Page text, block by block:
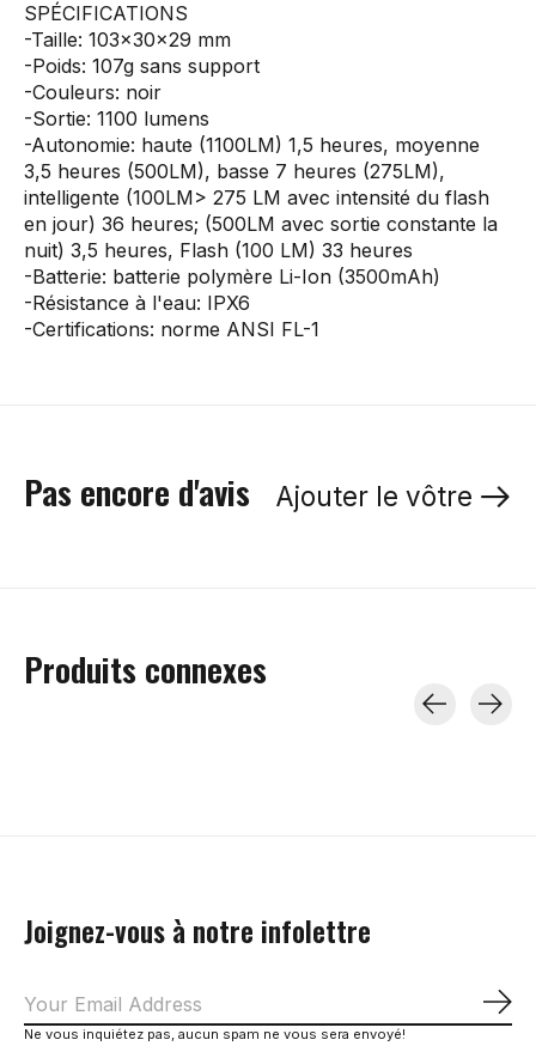
SPÉCIFICATIONS
-Taille: 103x30x29 mm
-Poids: 107g sans support
-Couleurs: noir
-Sortie: 1100 lumens
-Autonomie: haute (1100LM) 1,5 heures, moyenne
3,5 heures (500LM), basse 7 heures (275LM),
intelligente (100LM> 275 LM avec intensité du flash
en jour) 36 heures; (500LM avec sortie constante la
nuit) 3,5 heures, Flash (100 LM) 33 heures
-Batterie: batterie polymère Li-Ion (3500mAh)
-Résistance à l'eau: IPX6
-Certifications: norme ANSI FL-1
Pas encore d'avis Ajouter le vôtre
Produits connexes
Joignez-vous à notre infolettre
Ne vous inquiétez pas, aucun spam ne vous sera envoyé!